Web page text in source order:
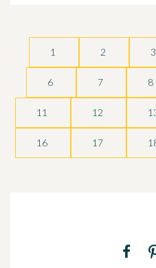
1 2 3
6 7 8
11 12
16 17